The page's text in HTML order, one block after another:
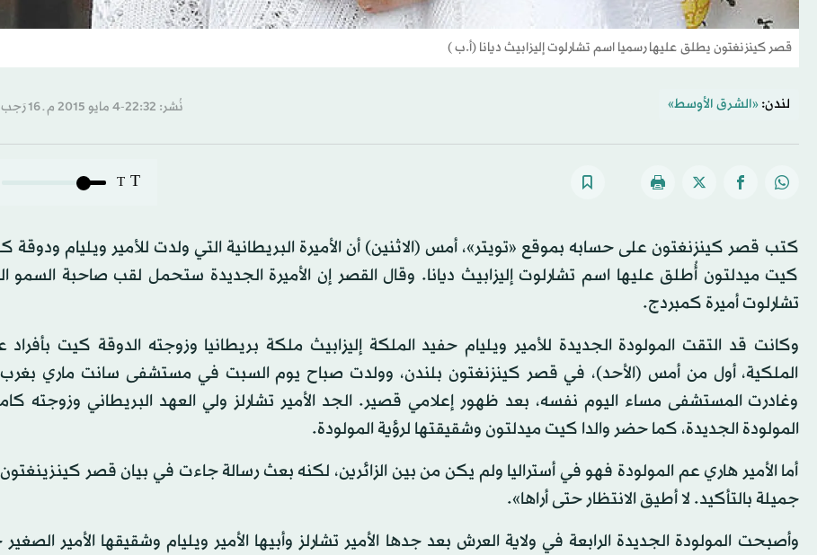
قصر كينزنغتون يطلق عليها رسميا اسم تشارلوت إليزابيث ديانا (أ.ب )
لندن: «الشرق الأوسط» نُشر: 22:32-4 مايو 2015 م ـ 16 رَجب 1436 هـ
T
T
كتب قصر كينزنغتون على حسابه بموقع «تويتر»، أمس (الاثنين) أن الأميرة البريطانية التي ولدت للأمير ويليام ودوقة
كيت ميدلتون أُطلق عليها اسم تشارلوت إليزابيث ديانا. وقال القصر إن الأميرة الجديدة ستحمل لقب صاحبة السمو
تشارلوت أميرة كمبردج.
وكانت قد التقت المولودة الجديدة للأمير ويليام حفيد الملكة إليزابيث ملكة بريطانيا وزوجته الدوقة كيت بأفراد
الملكية، أول من أمس (الأحد)، في قصر كينزنغتون بلندن، وولدت صباح يوم السبت في مستشفى سانت ماري بغرب
وغادرت المستشفى مساء اليوم نفسه، بعد ظهور إعلامي قصير. الجد الأمير تشارلز ولي العهد البريطاني وزوجته
المولودة الجديدة، كما حضر والدا كيت ميدلتون وشقيقتها لرؤية المولودة.
أما الأمير هاري عم المولودة فهو في أستراليا ولم يكن من بين الزائرين، لكنه بعث رسالة جاءت في بيان قصر
جميلة بالتأكيد. لا أطيق الانتظار حتى أراها».
وأصبحت المولودة الجديدة الرابعة في ولاية العرش بعد جدها الأمير تشارلز وأبيها الأمير ويليام وشقيقها الأمير